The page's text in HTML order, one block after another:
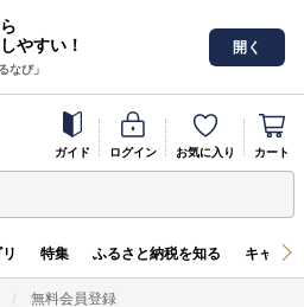
やすい！
なび」
開く
ガイド ログイン お気に入り カート
特集 ふるさと納税を知る キャン
無料会員登録